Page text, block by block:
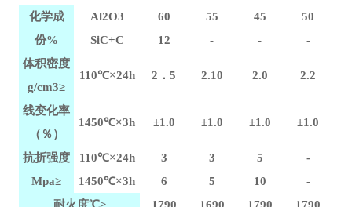
化学成
份%
Al2O3 60 55 45
50
SiC+C
12 - -
-
体积密度
g/cm3≥
110℃×24h 2 ．5 2.10 2.0 2.2
线变化率
（％）
1450℃×3h ±1.0 ±1.0 ±1.0 ±1.0
抗折强度
Mpa≥
110℃×24h 3 3 5
-
1450℃×3h 6 5 10
-